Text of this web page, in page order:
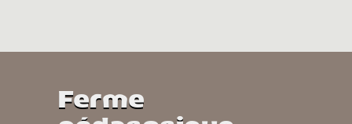
Ferme